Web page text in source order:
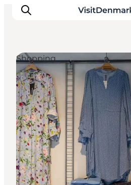
Inspirations
Destinations
Quoi faire
Hébergements
Planifiez votre voyage
Shopping